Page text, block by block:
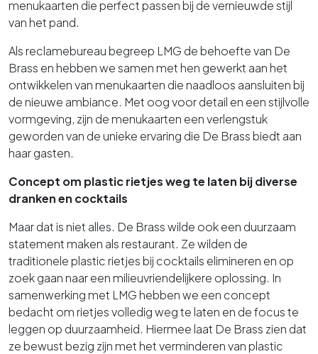
menukaarten die perfect passen bij de vernieuwde stijl
van het pand.
Als reclamebureau begreep LMG de behoefte van De
Brass en hebben we samen met hen gewerkt aan het
ontwikkelen van menukaarten die naadloos aansluiten bij
de nieuwe ambiance. Met oog voor detail en een stijlvolle
vormgeving, zijn de menukaarten een verlengstuk
geworden van de unieke ervaring die De Brass biedt aan
haar gasten.
Concept om plastic rietjes weg te laten bij diverse
dranken en cocktails
Maar dat is niet alles. De Brass wilde ook een duurzaam
statement maken als restaurant. Ze wilden de
traditionele plastic rietjes bij cocktails elimineren en op
zoek gaan naar een milieuvriendelijkere oplossing. In
samenwerking met LMG hebben we een concept
bedacht om rietjes volledig weg te laten en de focus te
leggen op duurzaamheid. Hiermee laat De Brass zien dat
ze bewust bezig zijn met het verminderen van plastic